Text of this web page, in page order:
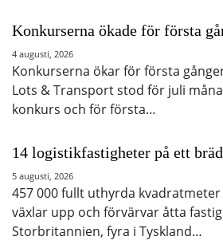
Konkurserna ökade för första
4 augusti, 2026
Konkurserna ökar för första
Lots & Transport stod för juli
konkurs och för första…
14 logistikfastigheter på ett
5 augusti, 2026
457 000 fullt uthyrda kvadratmeter
växlar upp och förvärvar åtta
Storbritannien, fyra i Tyskland…